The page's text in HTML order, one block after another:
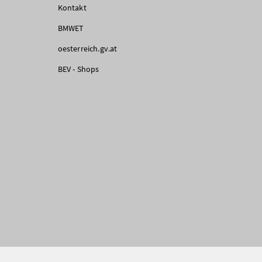
Kontakt
BMWET
oesterreich.gv.at
BEV - Shops